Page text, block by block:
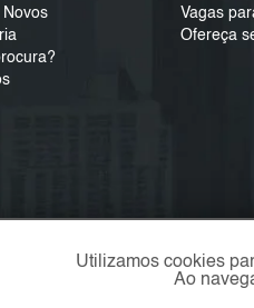
Novos
Vagas
Ofereça
Utilizamos cookies
Ao